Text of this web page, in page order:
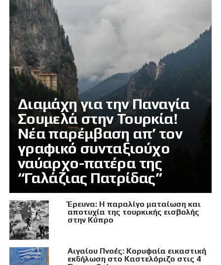
Διαμάχη για την Παναγία
Σουμελά στην Τουρκία!
Νέα παρέμβαση απ’ τον
γραφικό συνταξιούχο
ναύαρχο-πατέρα της
“Γαλάζιας Πατρίδας”
Έρευνα: Η παραλίγο ματαίωση και
αποτυχία της τουρκικής εισβολής
στην Κύπρο
Αιγαίου Πνοές: Κορυφαία εικαστική
εκδήλωση στο Καστελόριζο στις 4